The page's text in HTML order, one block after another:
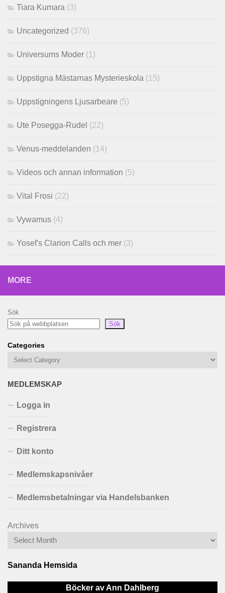
Tiara Kumara (3)
Uncategorized (376)
Universums Moder (1)
Uppstigna Mästarnas Mysterieskola (15)
Uppstigningens Ljusarbeare (5)
Ute Posegga-Rudel (22)
Venus-meddelanden (14)
Videos och annan information (5)
Vital Frosi (22)
Vywamus (4)
Yosef's Clarion Calls och mer (3)
MORE
Sök
Sök
Categories
MEDLEMSKAP
Logga in
Registrera
Ditt konto
Medlemskapsnivåer
Medlemsbetalningar via Handelsbanken
Archives
Sananda Hemsida
Böcker av Ann Dahlberg